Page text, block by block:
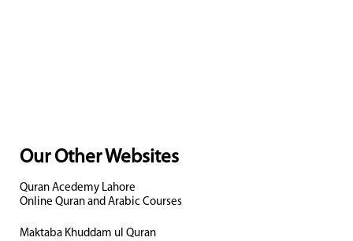
Our Other Websites
Quran Acedemy Lahore
Online Quran and Arabic Courses
Maktaba Khuddam ul Quran